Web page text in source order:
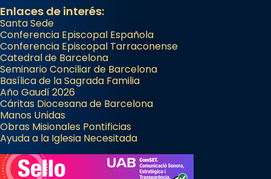
Regnes castellans i més tard de tota
Espanya.
El seu sepulcre a Compostela fou un g
...Ver más
Foto
View on Facebook Share
Enlaces de interés:
Santa Sede
Conferencia Episcopal Española
Conferencia Episcopal Tarraconense
Catedral de Barcelona
Seminario Conciliar de Barcelona
Basílica de la Sagrada Familia
Año Gaudí 2026
Cáritas Diocesana de Barcelona
Manos Unidas
Obras Misionales Pontificias
Ayuda a la Iglesia Necesitada